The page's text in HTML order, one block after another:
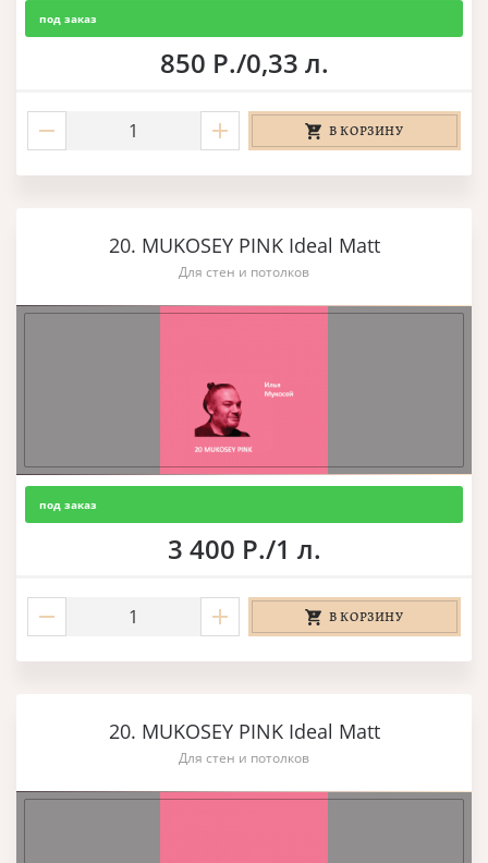
под заказ
850 Р./0,33 л.
В КОРЗИНУ
20. MUKOSEY PINK Ideal Matt
Для стен и потолков
под заказ
3 400 Р./1 л.
В КОРЗИНУ
20. MUKOSEY PINK Ideal Matt
Для стен и потолков